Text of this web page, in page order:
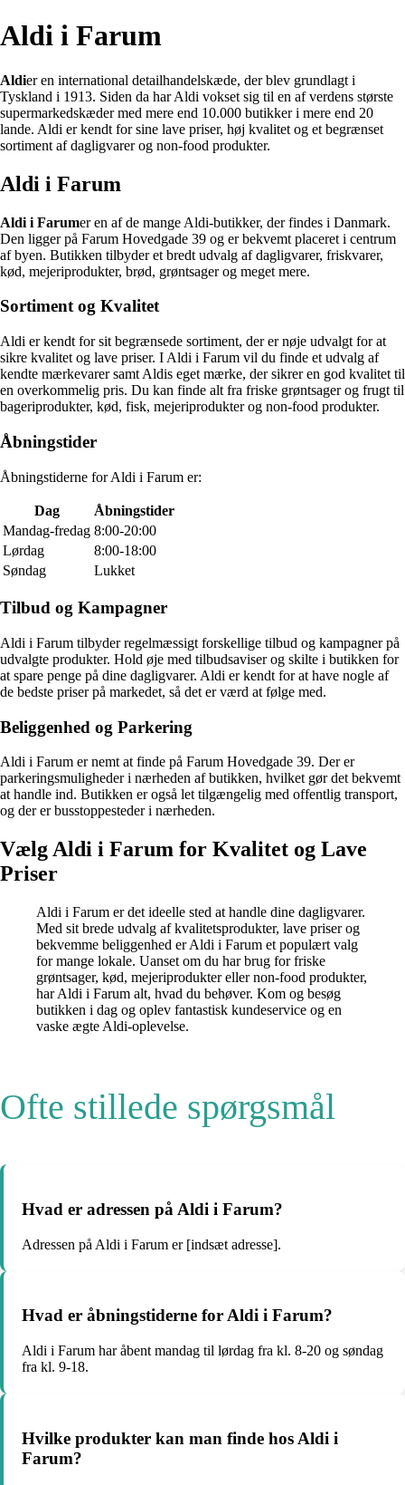
Aldi i Farum
Aldier en international detailhandelskæde, der blev grundlagt i
Tyskland i 1913. Siden da har Aldi vokset sig til en af verdens største
supermarkedskæder med mere end 10.000 butikker i mere end 20
lande. Aldi er kendt for sine lave priser, høj kvalitet og et begrænset
sortiment af dagligvarer og non-food produkter.
Aldi i Farum
Aldi i Farumer en af de mange Aldi-butikker, der findes i Danmark.
Den ligger på Farum Hovedgade 39 og er bekvemt placeret i centrum
af byen. Butikken tilbyder et bredt udvalg af dagligvarer, friskvarer,
kød, mejeriprodukter, brød, grøntsager og meget mere.
Sortiment og Kvalitet
Aldi er kendt for sit begrænsede sortiment, der er nøje udvalgt for at
sikre kvalitet og lave priser. I Aldi i Farum vil du finde et udvalg af
kendte mærkevarer samt Aldis eget mærke, der sikrer en god kvalitet til
en overkommelig pris. Du kan finde alt fra friske grøntsager og frugt til
bageriprodukter, kød, fisk, mejeriprodukter og non-food produkter.
Åbningstider
Åbningstiderne for Aldi i Farum er:
Dag
Åbningstider
Mandag-fredag 8:00-20:00
Lørdag
8:00-18:00
Søndag
Lukket
Tilbud og Kampagner
Aldi i Farum tilbyder regelmæssigt forskellige tilbud og kampagner på
udvalgte produkter. Hold øje med tilbudsaviser og skilte i butikken for
at spare penge på dine dagligvarer. Aldi er kendt for at have nogle af
de bedste priser på markedet, så det er værd at følge med.
Beliggenhed og Parkering
Aldi i Farum er nemt at finde på Farum Hovedgade 39. Der er
parkeringsmuligheder i nærheden af butikken, hvilket gør det bekvemt
at handle ind. Butikken er også let tilgængelig med offentlig transport,
og der er busstoppesteder i nærheden.
Vælg Aldi i Farum for Kvalitet og Lave
Priser
Aldi i Farum er det ideelle sted at handle dine dagligvarer.
Med sit brede udvalg af kvalitetsprodukter, lave priser og
bekvemme beliggenhed er Aldi i Farum et populært valg
for mange lokale. Uanset om du har brug for friske
grøntsager, kød, mejeriprodukter eller non-food produkter,
har Aldi i Farum alt, hvad du behøver. Kom og besøg
butikken i dag og oplev fantastisk kundeservice og en
vaske ægte Aldi-oplevelse.
Ofte stillede spørgsmål
Hvad er adressen på Aldi i Farum?
Adressen på Aldi i Farum er [indsæt adresse].
Hvad er åbningstiderne for Aldi i Farum?
Aldi i Farum har åbent mandag til lørdag fra kl. 8-20 og søndag
fra kl. 9-18.
Hvilke produkter kan man finde hos Aldi i
Farum?